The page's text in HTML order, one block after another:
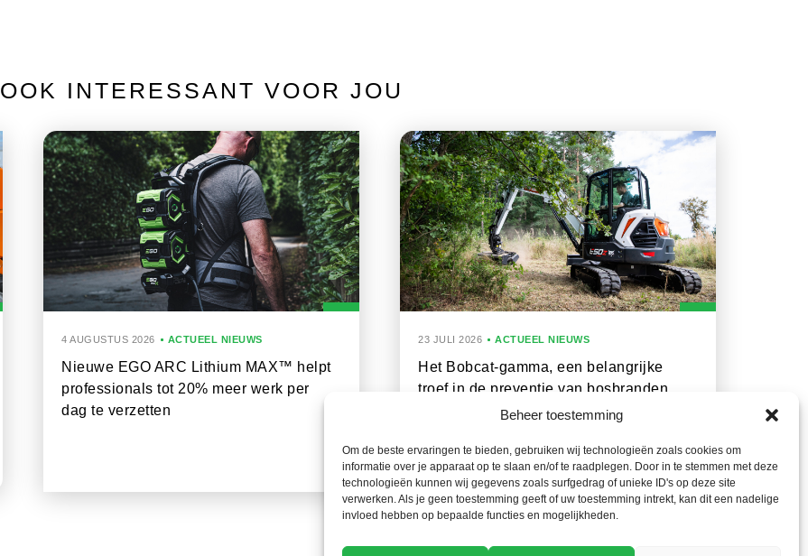
Beheer toestemming
Om de beste ervaringen te bieden, gebruiken wij technologieën zoals cookies om
informatie over je apparaat op te slaan en/of te raadplegen. Door in te stemmen met deze
technologieën kunnen wij gegevens zoals surfgedrag of unieke ID's op deze site
verwerken. Als je geen toestemming geeft of uw toestemming intrekt, kan dit een nadelige
invloed hebben op bepaalde functies en mogelijkheden.
OOK INTERESSANT VOOR JOU
4 AUGUSTUS 2026 ACTUEEL NIEUWS
Nieuwe EGO ARC Lithium MAX™ helpt
professionals tot 20% meer werk per
dag te verzetten
23 JULI 2026 ACTUEEL NIEUWS
Het Bobcat-gamma, een belangrijke
troef in de preventie van bosbranden